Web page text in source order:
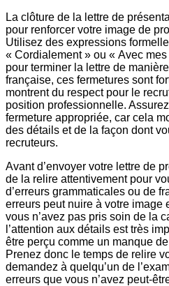
La clôture de la lettre de
pour renforcer votre image de
Utilisez des expressions
« Cordialement » ou « Avec
pour terminer la lettre de
française, ces fermetures sont
montrent du respect pour le
position professionnelle.
fermeture appropriée, car cela
des détails et de la façon dont
recruteurs.
Avant d’envoyer votre lettre de
de la relire attentivement pour
d’erreurs grammaticales ou de
erreurs peut nuire à votre image
vous n’avez pas pris soin de la
l’attention aux détails est très
être perçu comme un manque
Prenez donc le temps de relire
demandez à quelqu’un de
erreurs que vous n’avez peut-